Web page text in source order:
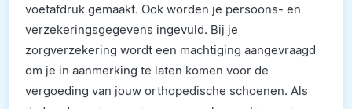
voetafdruk gemaakt. Ook worden je persoons- en
verzekeringsgegevens ingevuld. Bij je
zorgverzekering wordt een machtiging aangevraagd
om je in aanmerking te laten komen voor de
vergoeding van jouw orthopedische schoenen. Als